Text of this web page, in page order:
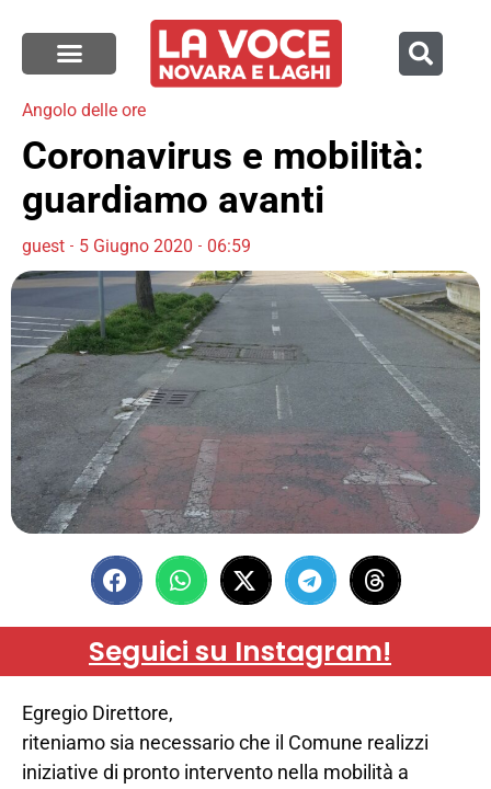
Angolo delle ore
Coronavirus e mobilità:
guardiamo avanti
guest 5 Giugno 2020 06:59
Seguici su Instagram!
Egregio Direttore,
riteniamo sia necessario che il Comune realizzi
iniziative di pronto intervento nella mobilità a